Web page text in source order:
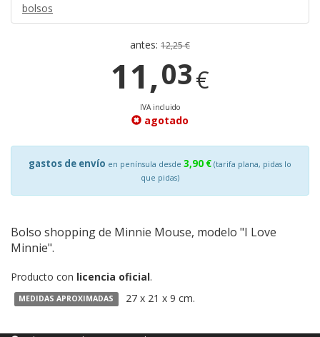
bolsos
antes: 12,25 €
11,03€
IVA incluido
agotado
gastos de envío en península desde 3,90 € (tarifa plana, pidas lo
que pidas)
Bolso shopping de Minnie Mouse, modelo "I Love
Minnie".
Producto con licencia oficial.
MEDIDAS APROXIMADAS 27 x 21 x 9 cm.